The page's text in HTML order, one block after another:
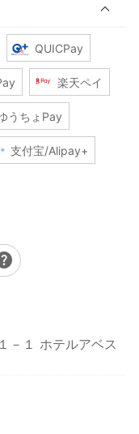
QUICPay
楽天ペイ
うちょPay
支付宝/Alipay+
－１ ホテルアベス